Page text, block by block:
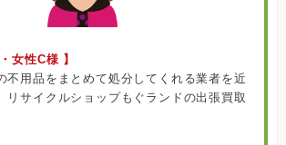
女性C様 】
不用品をまとめて処分してくれる業者を近
リサイクルショップもぐランドの出張買取